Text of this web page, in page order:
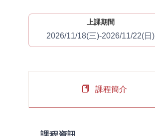
上課期間
2026/11/18(三)-2026/11/22(日)
課程簡介